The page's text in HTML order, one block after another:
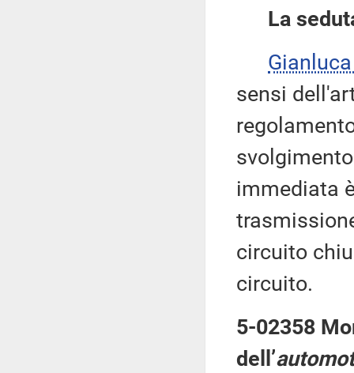
La
sensi
immediata
circuito
circuito.
5-02358
dell’